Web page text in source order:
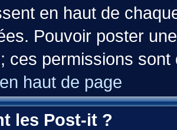
en haut de
Pouvoir poster
ces permissions
haut de page
les Post-it ?